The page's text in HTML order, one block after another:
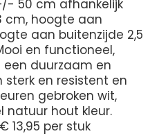
50 cm afhankelijk
cm, hoogte aan
aan buitenzijde 2,5
en functioneel,
duurzaam en
sterk en resistent en
gebroken wit,
natuur hout kleur.
13,95 per stuk